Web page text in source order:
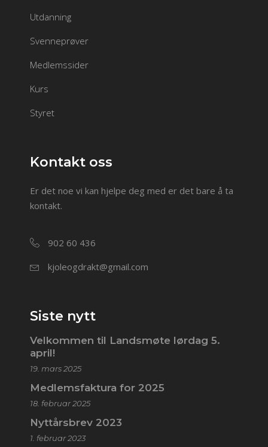
Utdanning
Svenneprøver
Medlemssider
Kurs
Styret
Kontakt oss
Er det noe vi kan hjelpe deg med er det bare å ta
kontakt.
902 60 436
kjoleogdrakt@gmail.com
Siste nytt
Velkommen til Landsmøte lørdag 5.
april!
19. mars 2025
Medlemsfaktura for 2025
18. februar 2025
Nyttårsbrev 2023
1. februar 2023